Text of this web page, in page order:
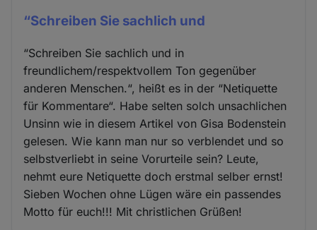
“Schreiben Sie sachlich und
“Schreiben Sie sachlich und in
freundlichem/respektvollem Ton gegenüber
anderen Menschen.“, heißt es in der “Netiquette
für Kommentare“. Habe selten solch unsachlichen
Unsinn wie in diesem Artikel von Gisa Bodenstein
gelesen. Wie kann man nur so verblendet und so
selbstverliebt in seine Vorurteile sein? Leute,
nehmt eure Netiquette doch erstmal selber ernst!
Sieben Wochen ohne Lügen wäre ein passendes
Motto für euch!!! Mit christlichen Grüßen!